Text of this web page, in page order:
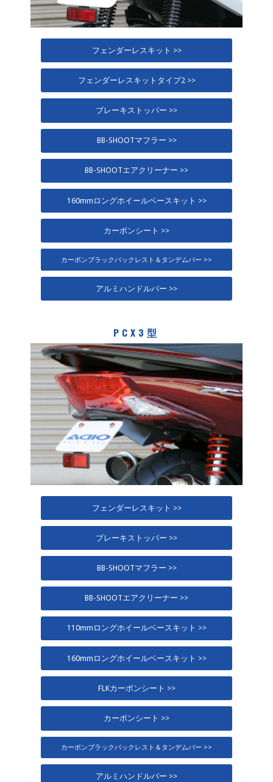
フェンダーレスキット >>
フェンダーレスキットタイプ2 >>
ブレーキストッパー >>
BB-SHOOTマフラー >>
BB-SHOOTエアクリーナー >>
160mmロングホイールベースキット >>
カーボンシート >>
カーボンブラックバックレスト＆タンデムバー >>
アルミハンドルバー >>
PCX3型
フェンダーレスキット >>
ブレーキストッパー >>
BB-SHOOTマフラー >>
BB-SHOOTエアクリーナー >>
110mmロングホイールベースキット >>
160mmロングホイールベースキット >>
FLKカーボンシート >>
カーボンシート >>
カーボンブラックバックレスト＆タンデムバー >>
アルミハンドルバー >>